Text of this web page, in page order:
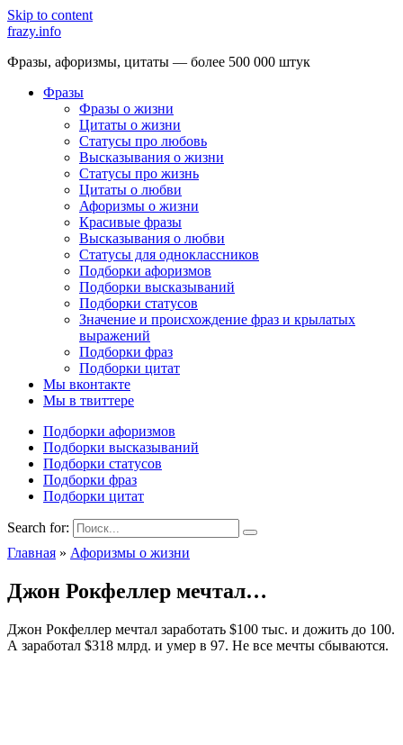
Skip to content
frazy.info
Фразы, афоризмы, цитаты — более 500 000 штук
Фразы
Фразы о жизни
Цитаты о жизни
Статусы про любовь
Высказывания о жизни
Статусы про жизнь
Цитаты о любви
Афоризмы о жизни
Красивые фразы
Высказывания о любви
Статусы для одноклассников
Подборки афоризмов
Подборки высказываний
Подборки статусов
Значение и происхождение фраз и крылатых
выражений
Подборки фраз
Подборки цитат
Мы вконтакте
Мы в твиттере
Подборки афоризмов
Подборки высказываний
Подборки статусов
Подборки фраз
Подборки цитат
Search for:
Главная » Афоризмы о жизни
Джон Рокфеллер мечтал…
Джон Рокфеллер мечтал заработать $100 тыс. и дожить до 100.
А заработал $318 млрд. и умер в 97. Не все мечты сбываются.